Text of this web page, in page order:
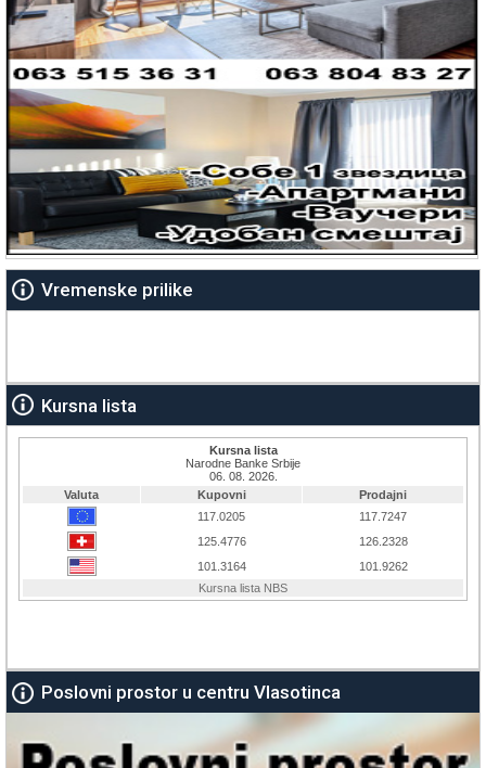
Vremenske prilike
Kursna lista
Poslovni prostor u centru Vlasotinca